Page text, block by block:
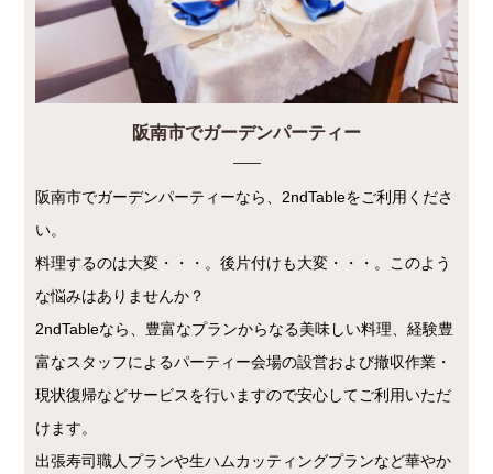
阪南市でガーデンパーティー
阪南市でガーデンパーティーなら、2ndTableをご利用くださ
い。
料理するのは大変・・・。後片付けも大変・・・。このよう
な悩みはありませんか？
2ndTableなら、豊富なプランからなる美味しい料理、経験豊
富なスタッフによるパーティー会場の設営および撤収作業・
現状復帰などサービスを行いますので安心してご利用いただ
けます。
出張寿司職人プランや生ハムカッティングプランなど華やか